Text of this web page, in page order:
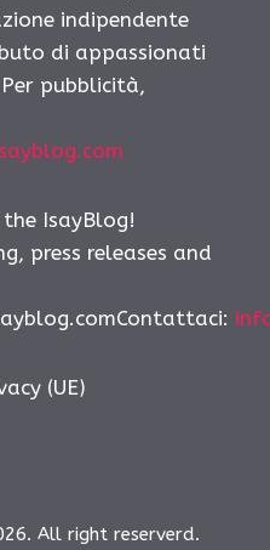
indipendente
di appassionati
pubblicità,
IsayBlog!
press releases and
(UE)
All right reserverd.